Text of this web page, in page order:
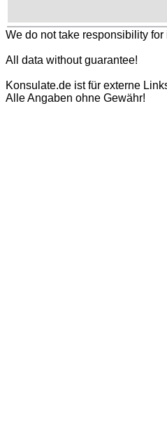
We do not take responsibility
All data without guarantee!
Konsulate.de ist für externe
Alle Angaben ohne Gewähr!